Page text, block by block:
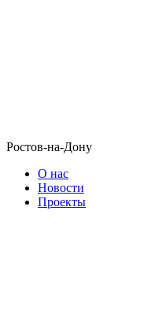
Ростов-на-Дону
О нас
Новости
Проекты